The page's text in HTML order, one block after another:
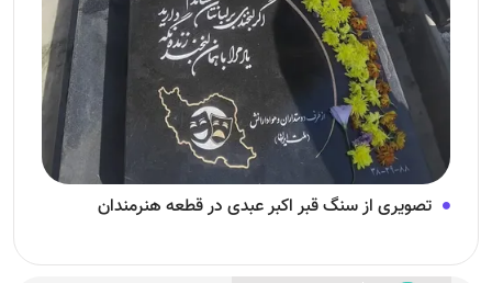
تصویری از سنگ قبر اکبر عبدی در قطعه هنرمندان